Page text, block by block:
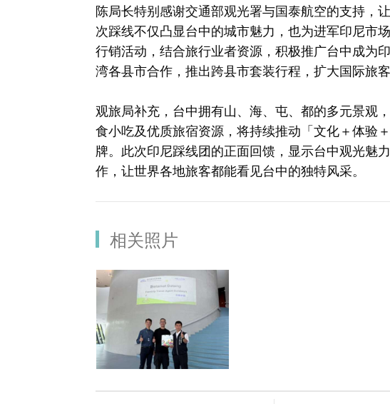
陈局长特别感谢交通部观光署与国泰航空的支持，
次踩线不仅凸显台中的城市魅力，也为进军印尼市
行销活动，结合旅行业者资源，积极推广台中成为
湾各县市合作，推出跨县市套装行程，扩大国际旅客
观旅局补充，台中拥有山、海、屯、都的多元景观
食小吃及优质旅宿资源，将持续推动「文化＋体验
牌。此次印尼踩线团的正面回馈，显示台中观光魅
作，让世界各地旅客都能看见台中的独特风采。
相关照片